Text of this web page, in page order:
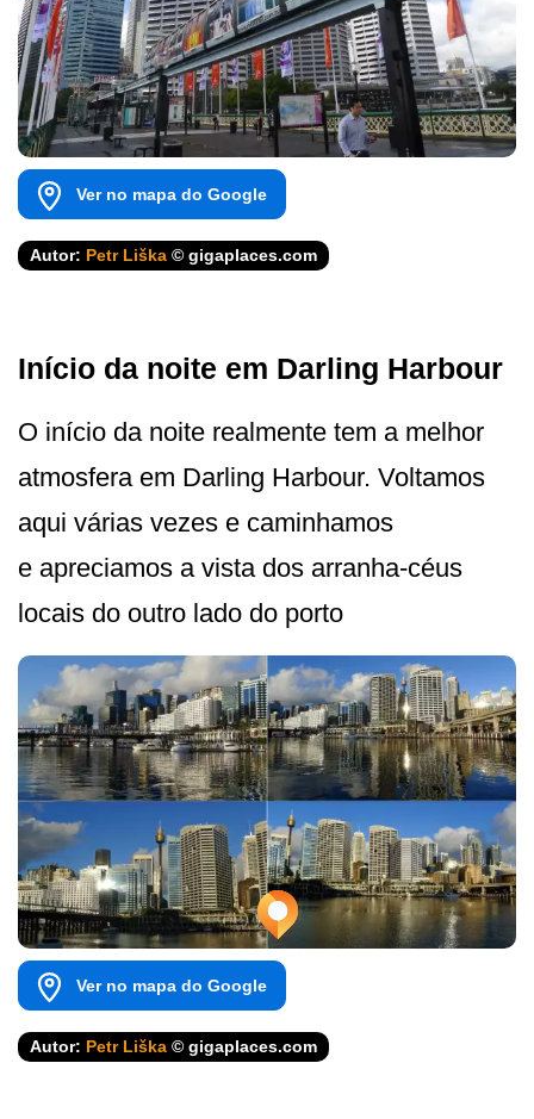
Ver no mapa do Google
Autor: Petr Liška © gigaplaces.com
Início da noite em Darling Harbour
O início da noite realmente tem a melhor
atmosfera em Darling Harbour. Voltamos
aqui várias vezes e caminhamos
e apreciamos a vista dos arranha-céus
locais do outro lado do porto
Ver no mapa do Google
Autor: Petr Liška © gigaplaces.com